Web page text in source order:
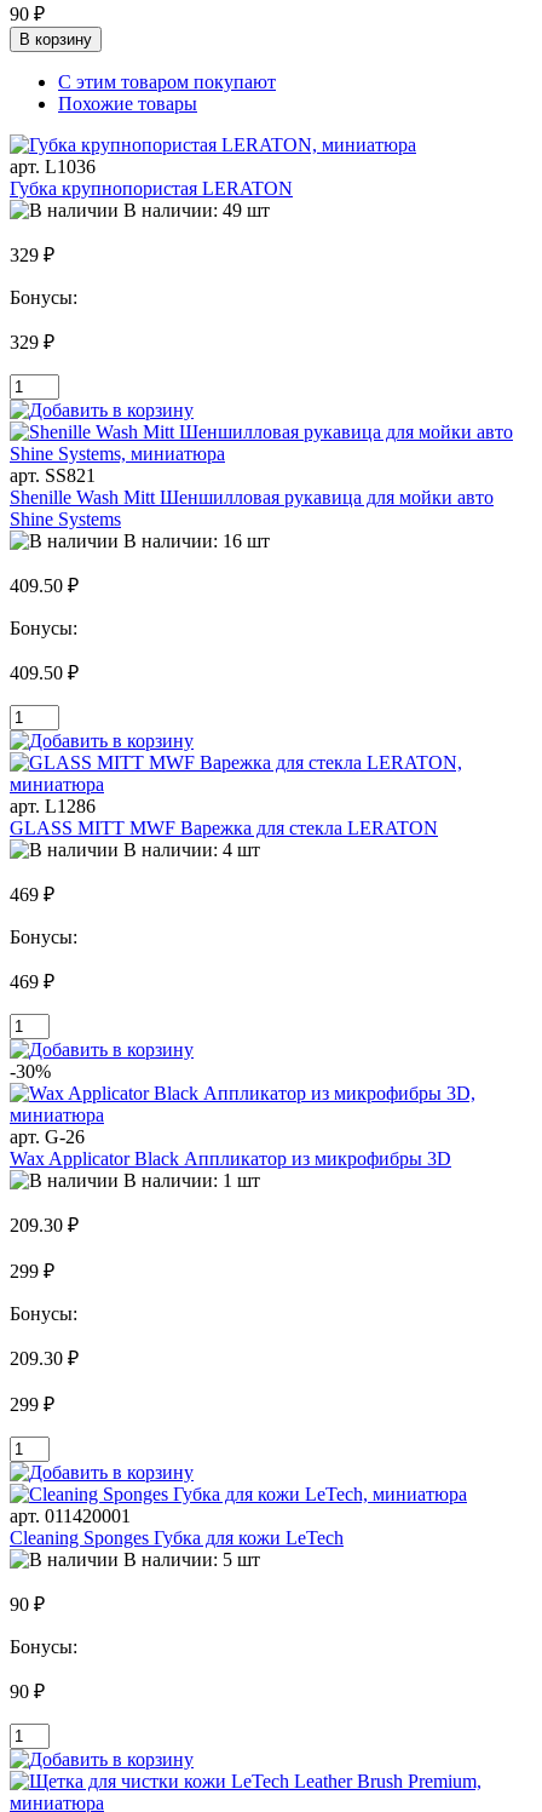
90 ₽
В корзину
С этим товаром покупают
Похожие товары
арт. L1036
Губка крупнопористая LERATON
В наличии: 49 шт
329 ₽
Бонусы:
329 ₽
арт. SS821
Shenille Wash Mitt Шеншилловая рукавица для мойки авто
Shine Systems
В наличии: 16 шт
409.50 ₽
Бонусы:
409.50 ₽
арт. L1286
GLASS MITT MWF Варежка для стекла LERATON
В наличии: 4 шт
469 ₽
Бонусы:
469 ₽
-30%
арт. G-26
Wax Applicator Black Аппликатор из микрофибры 3D
В наличии: 1 шт
209.30 ₽
299 ₽
Бонусы:
209.30 ₽
299 ₽
арт. 011420001
Cleaning Sponges Губка для кожи LeTech
В наличии: 5 шт
90 ₽
Бонусы:
90 ₽